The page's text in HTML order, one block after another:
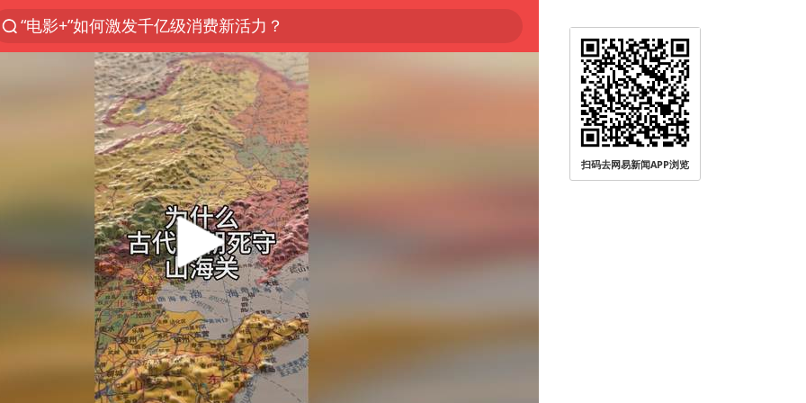
日本试射“战斧”导弹，国防部回应
东航：国内客票提前14天免费退改
台风白海豚中心风力增强
向鹏0-3不敌张本智和
四川宜宾市高县4.9级地震致1人死亡
超颖电子拟投资20.86亿建设新项目
“新疆阿勒泰八月能滑雪”不实
刘国正说向鹏打得很窝囊
我国外贸延续良好增长态势
陈幸同晋级WTT横滨冠军赛8强
宇树科技中一签需缴款7.54万元
扫码去网易新闻APP浏览